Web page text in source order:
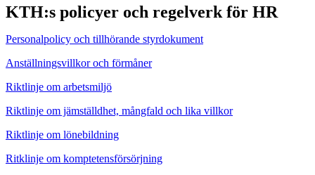
KTH:s policyer och regelverk för HR
Personalpolicy och tillhörande styrdokument
Anställningsvillkor och förmåner
Riktlinje om arbetsmiljö
Riktlinje om jämställdhet, mångfald och lika villkor
Riktlinje om lönebildning
Ritklinje om komptetensförsörjning